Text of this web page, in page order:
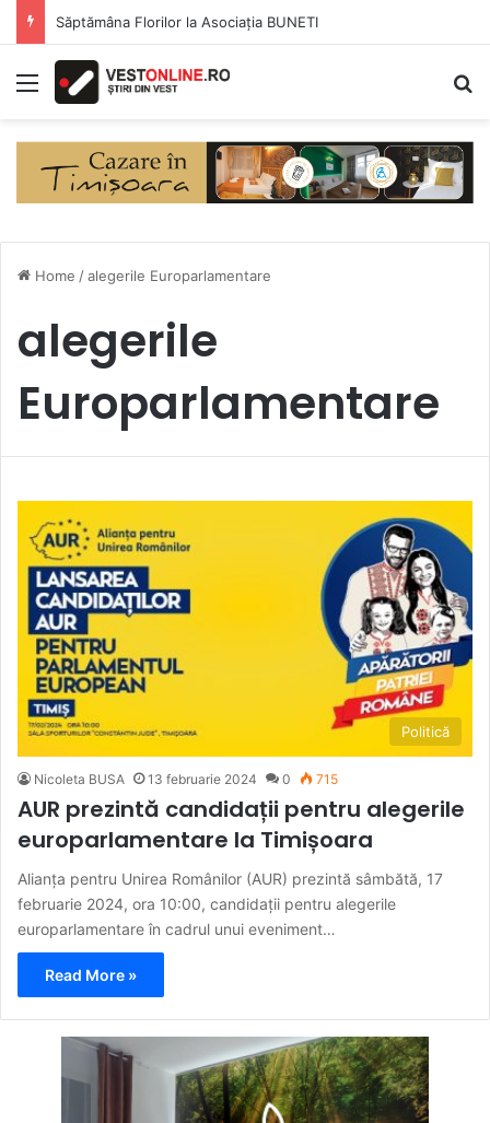
Săptămâna Florilor la Asociația BUNETI
Menu
Home /alegerile Europarlamentare
alegerile
Europarlamentare
Politică
Nicoleta BUSA 13 februarie 2024 0 715
AUR prezintă candidații pentru alegerile
europarlamentare la Timișoara
Alianța pentru Unirea Românilor (AUR) prezintă sâmbătă, 17
februarie 2024, ora 10:00, candidații pentru alegerile
europarlamentare în cadrul unui eveniment…
Read More »